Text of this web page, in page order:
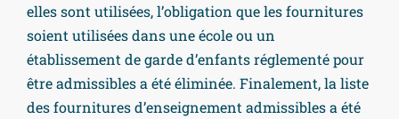
elles sont utilisées, l’obligation que les fournitures
soient utilisées dans une école ou un
établissement de garde d’enfants réglementé pour
être admissibles a été éliminée. Finalement, la liste
des fournitures d’enseignement admissibles a été